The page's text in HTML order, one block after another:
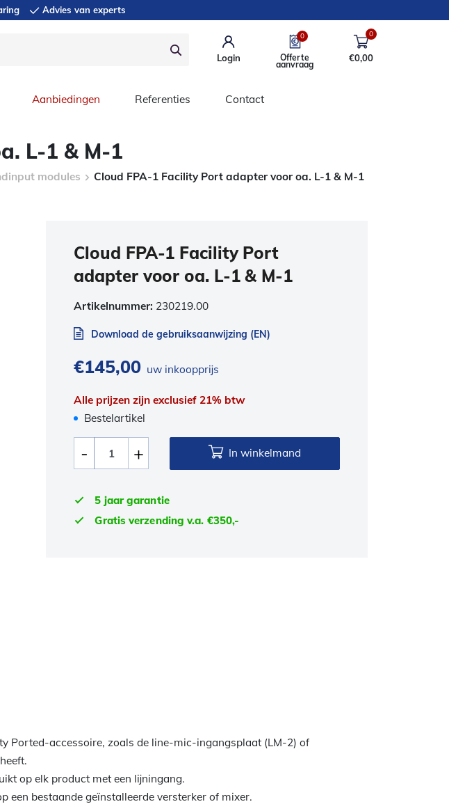
Advies van experts
Login
0
Offerte
aanvraag
0
€0,00
Aanbiedingen Referenties Contact
L-1 & M-1
modules Cloud FPA-1 Facility Port adapter voor oa. L-1 & M-1
Cloud FPA-1 Facility Port
adapter voor oa. L-1 & M-1
Artikelnummer: 230219.00
Download de gebruiksaanwijzing (EN)
€145,00 uw inkoopprijs
Alle prijzen zijn exclusief 21% btw
Bestelartikel
In winkelmand
5 jaar garantie
Gratis verzending v.a. €350,-
Ported-accessoire, zoals de line-mic-ingangsplaat (LM-2) of
op elk product met een lijningang.
een bestaande geïnstalleerde versterker of mixer.